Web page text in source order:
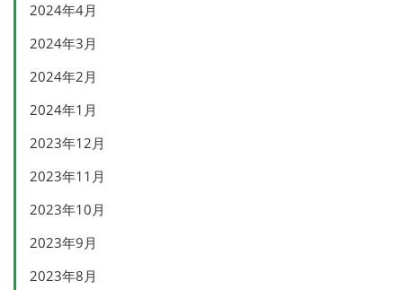
2024年4月
2024年3月
2024年2月
2024年1月
2023年12月
2023年11月
2023年10月
2023年9月
2023年8月